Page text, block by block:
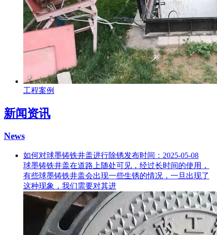
工程案例
新闻资讯
News
如何对球墨铸铁井盖进行除锈发布时间：2025-05-08
球墨铸铁井盖在道路上随处可见，经过长时间的使用，
有些球墨铸铁井盖会出现一些生锈的情况，一旦出现了
这种现象，我们需要对其进